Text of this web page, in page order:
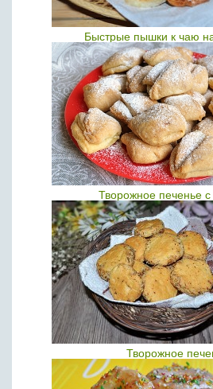
Быстрые пышки к чаю
Творожное печенье
Творожное